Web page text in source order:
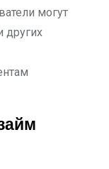
могут
других